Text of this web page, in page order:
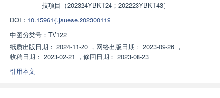
技项目（202324YBKT24；202223YBKT43）
DOI： 10.15961/j.jsuese.202300119
中图分类号： TV122
纸质出版日期： 2024-11-20 ， 网络出版日期： 2023-09-26 ，
收稿日期： 2023-02-21 ， 修回日期： 2023-08-23
引用本文